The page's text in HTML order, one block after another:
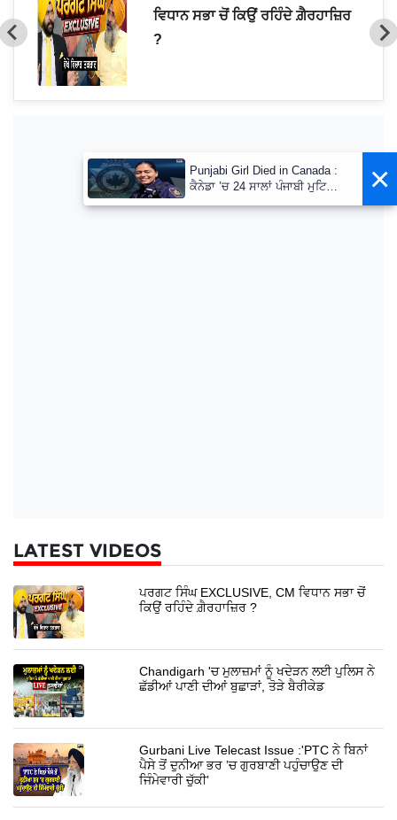
ਵਿਧਾਨ ਸਭਾ ਚੋਂ ਕਿਉਂ ਰਹਿੰਦੇ ਗ਼ੈਰਹਾਜ਼ਿਰ
?
LATEST VIDEOS
ਪਰਗਟ ਸਿੰਘ EXCLUSIVE, CM ਵਿਧਾਨ ਸਭਾ ਚੋਂ
ਕਿਉਂ ਰਹਿੰਦੇ ਗ਼ੈਰਹਾਜ਼ਿਰ ?
Chandigarh 'ਚ ਮੁਲਾਜ਼ਮਾਂ ਨੂੰ ਖਦੇੜਨ ਲਈ ਪੁਲਿਸ ਨੇ
ਛੱਡੀਆਂ ਪਾਣੀ ਦੀਆਂ ਬੁਛਾੜਾਂ, ਤੋੜੇ ਬੈਰੀਕੇਡ
Gurbani Live Telecast Issue :'PTC ਨੇ ਬਿਨਾਂ
ਪੈਸੇ ਤੋਂ ਦੁਨੀਆ ਭਰ ’ਚ ਗੁਰਬਾਣੀ ਪਹੁੰਚਾਉਣ ਦੀ
ਜਿੰਮੇਵਾਰੀ ਚੁੱਕੀ’
×
Punjabi Girl Died in Canada :
ਕੈਨੇਡਾ ’ਚ 24 ਸਾਲਾਂ ਪੰਜਾਬੀ ਮੁਟਿਆਰ